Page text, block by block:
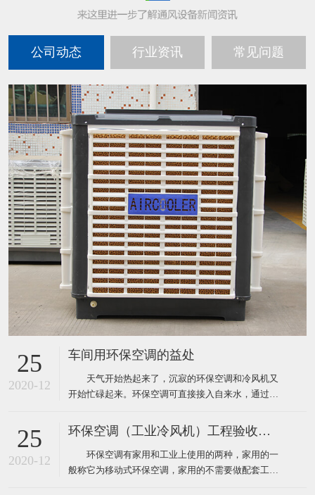
公司动态 行业资讯 常见问题
25
2020-12
车间用环保空调的益处
天气开始热起来了，沉寂的环保空调和冷风机又
开始忙碌起来。环保空调可直接接入自来水，通过风
到制冷空调同样的效果，既达到了降温防暑的目的，
又节约了电能和开支，环保空调降温节能一举两得，
现在绝大多数企业都安装了这样的环保空调。下面为
大家介绍厂房降温使用
25
2020-12
环保空调（工业冷风机）工程验收标准
环保空调有家用和工业上使用的两种，家用的一
般称它为移动式环保空调，家用的不需要做配套工